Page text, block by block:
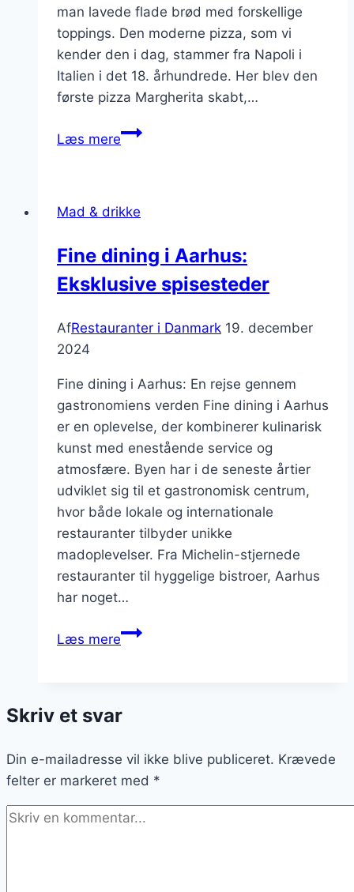
man lavede flade brød med forskellige
toppings. Den moderne pizza, som vi
kender den i dag, stammer fra Napoli i
Italien i det 18. århundrede. Her blev den
første pizza Margherita skabt,…
Læs merePizza
Oplev
variationer
Mad & drikke
Fine dining i Aarhus:
Eksklusive spisesteder
AfRestauranter i Danmark 19. december
2024
Fine dining i Aarhus: En rejse gennem
gastronomiens verden Fine dining i Aarhus
er en oplevelse, der kombinerer kulinarisk
kunst med enestående service og
atmosfære. Byen har i de seneste årtier
udviklet sig til et gastronomisk centrum,
hvor både lokale og internationale
restauranter tilbyder unikke
madoplevelser. Fra Michelin-stjernede
restauranter til hyggelige bistroer, Aarhus
har noget…
Læs mereFine
Eksklusive
Skriv et svar
Din e-mailadresse vil ikke blive publiceret. Krævede
felter er markeret med *